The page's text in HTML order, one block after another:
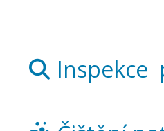
Inspekce